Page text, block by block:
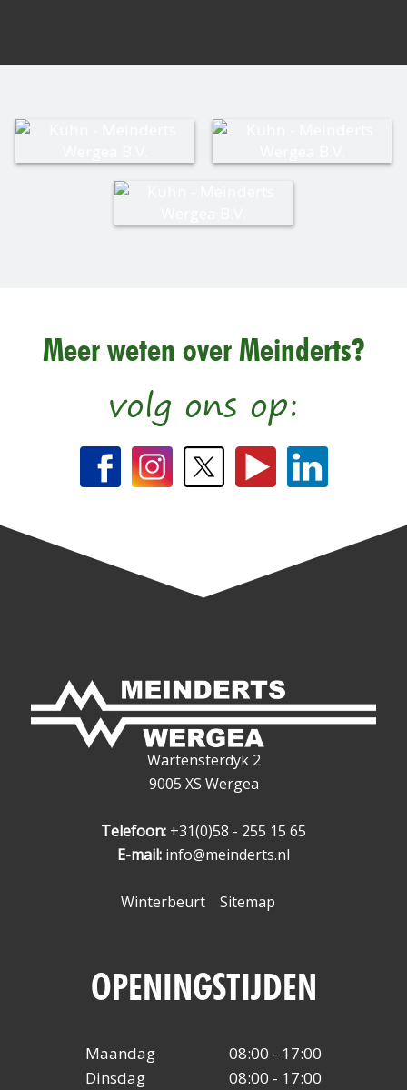
Meer weten over Meinderts?
volg ons op:
Wartensterdyk 2
9005 XS Wergea
Telefoon: +31(0)58 - 255 15 65
E-mail: info@meinderts.nl
Winterbeurt Sitemap
OPENINGSTIJDEN
Maandag
08:00 - 17:00
Dinsdag
08:00 - 17:00